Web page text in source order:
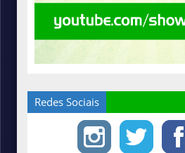
Redes Sociais